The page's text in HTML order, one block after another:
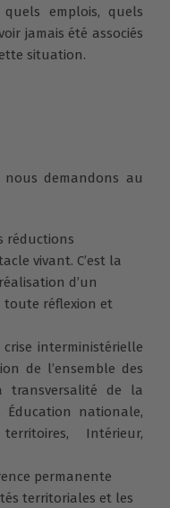
emplois, quels
jamais été associés
situation.
nous demandons au
réductions
vivant. C’est la
d’un
toute réflexion et
interministérielle
de l’ensemble des
transversalité de la
nationale,
Intérieur,
permanente
territoriales et les